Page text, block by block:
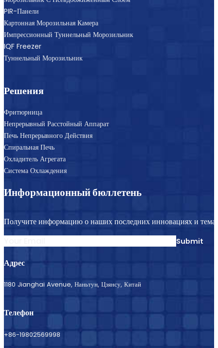
PIR-Панели
Картонная Морозильная Камера
Импрессионный Туннельный Морозильник
IQF Freezer
Туннельный Морозильник
Решения
Фритюрница
Непрерывный Расстойный Аппарат
Печь Непрерывного Действия
Спиральная Печь
Охладитель Агрегата
Система Охлаждения
Информационный бюллетень
Получите информацию о наших последних инновациях и
Submit
Адрес
1180 Jianghai Avenue, Наньтун, Цзянсу, Китай
Телефон
+86-19802569998